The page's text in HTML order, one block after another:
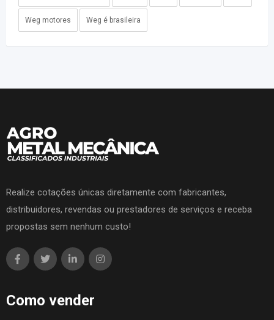
Weg motores Weg é brasileira
Realize cotações únicas diretamente com fabricantes,
distribuidores, revendas ou prestadores de serviços e receba
propostas sem nenhum custo!
Como vender